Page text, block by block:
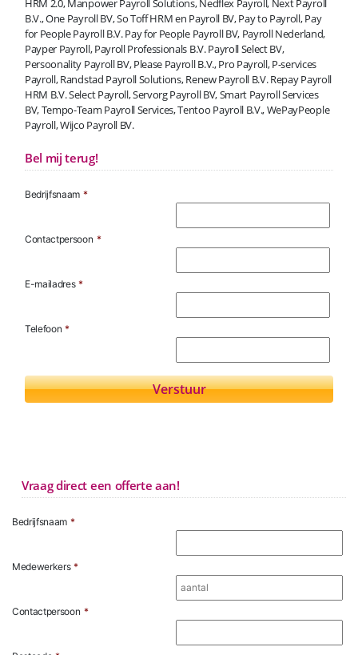
HRM 2.0, Manpower Payroll Solutions, Nedflex Payroll, Next Payroll
B.V., One Payroll BV, So Toff HRM en Payroll BV, Pay to Payroll, Pay
for People Payroll B.V. Pay for People Payroll BV, Payroll Nederland,
Payper Payroll, Payroll Professionals B.V. Payroll Select BV,
Persoonality Payroll BV, Please Payroll B.V., Pro Payroll, P-services
Payroll, Randstad Payroll Solutions, Renew Payroll B.V. Repay Payroll
HRM B.V. Select Payroll, Servorg Payroll BV, Smart Payroll Services
BV, Tempo-Team Payroll Services, Tentoo Payroll B.V., WePayPeople
Payroll, Wijco Payroll BV.
Bel mij terug!
Bedrijfsnaam *
Contactpersoon *
E-mailadres *
Telefoon *
Vraag direct een offerte aan!
Bedrijfsnaam *
Medewerkers *
Contactpersoon *